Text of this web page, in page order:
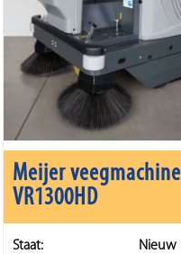
Meijer veegmachine
VR1300HD
Staat:
Nieuw